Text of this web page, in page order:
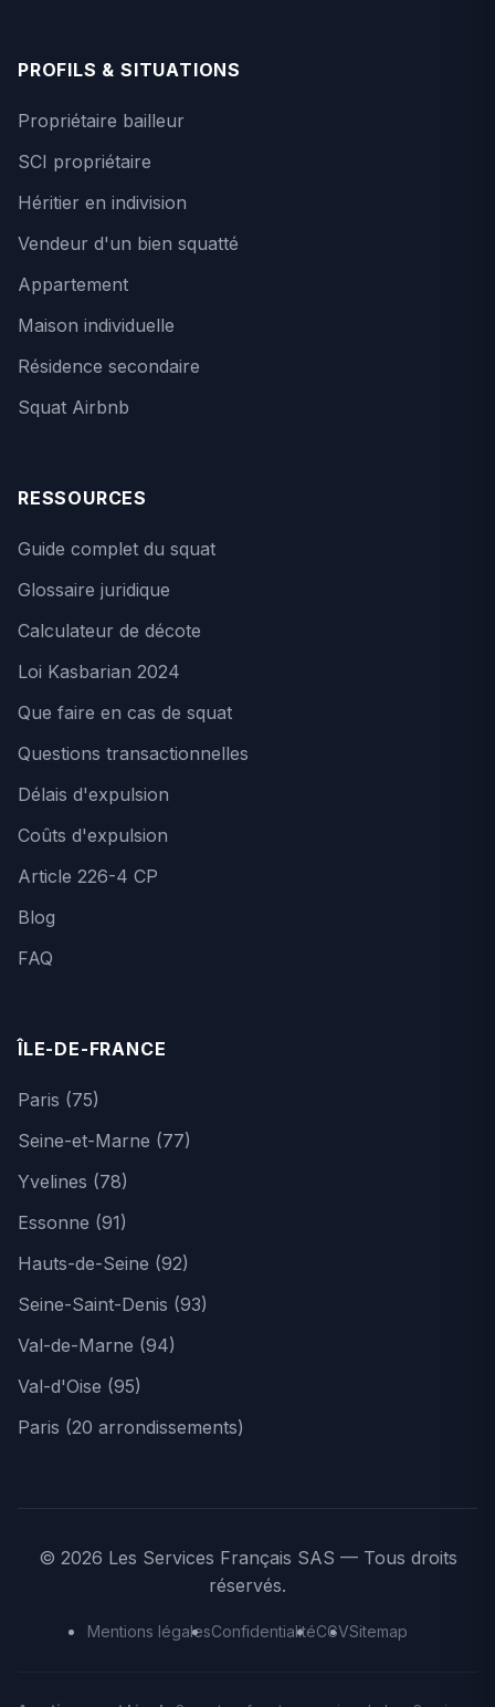
PROFILS & SITUATIONS
Propriétaire bailleur
SCI propriétaire
Héritier en indivision
Vendeur d'un bien squatté
Appartement
Maison individuelle
Résidence secondaire
Squat Airbnb
RESSOURCES
Guide complet du squat
Glossaire juridique
Calculateur de décote
Loi Kasbarian 2024
Que faire en cas de squat
Questions transactionnelles
Délais d'expulsion
Coûts d'expulsion
Article 226-4 CP
Blog
FAQ
ÎLE-DE-FRANCE
Paris (75)
Seine-et-Marne (77)
Yvelines (78)
Essonne (91)
Hauts-de-Seine (92)
Seine-Saint-Denis (93)
Val-de-Marne (94)
Val-d'Oise (95)
Paris (20 arrondissements)
© 2026 Les Services Français SAS — Tous droits
réservés.
Mentions légalesConfidentialitéCGVSitemap